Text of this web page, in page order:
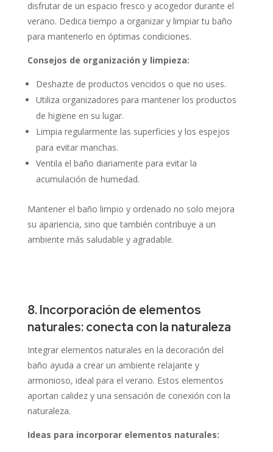
disfrutar de un espacio fresco y acogedor durante el
verano. Dedica tiempo a organizar y limpiar tu baño
para mantenerlo en óptimas condiciones.
Consejos de organización y limpieza:
Deshazte de productos vencidos o que no uses.
Utiliza organizadores para mantener los productos
de higiene en su lugar.
Limpia regularmente las superficies y los espejos
para evitar manchas.
Ventila el baño diariamente para evitar la
acumulación de humedad.
Mantener el baño limpio y ordenado no solo mejora
su apariencia, sino que también contribuye a un
ambiente más saludable y agradable.
8. Incorporación de elementos
naturales: conecta con la naturaleza
Integrar elementos naturales en la decoración del
baño ayuda a crear un ambiente relajante y
armonioso, ideal para el verano. Estos elementos
aportan calidez y una sensación de conexión con la
naturaleza.
Ideas para incorporar elementos naturales: